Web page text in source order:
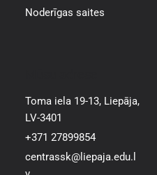
Noderīgas saites
Toma iela 19-13, Liepāja,
LV-3401
+371 27899854
centrassk@liepaja.edu.l